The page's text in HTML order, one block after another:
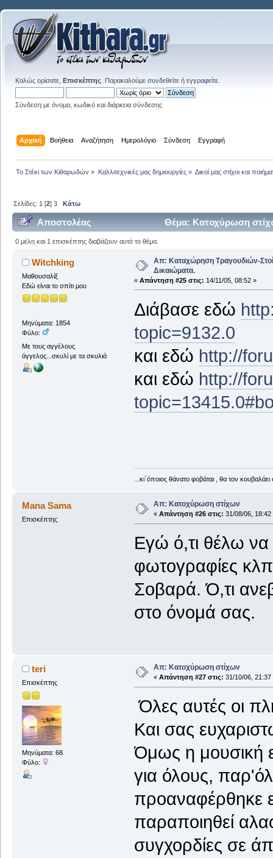
Καλώς ορίσατε, Επισκέπτης . Παρακαλούμε συνδεθείτε ή εγγραφείτε
Σύνδεση με όνομα, κωδικό και διάρκεια σύνδεσης
Αρχική Βοήθεια Αναζήτηση Ημερολόγιο Σύνδεση Εγγραφή
Το Στέκι των Κιθαρωδών » Καλλιτεχνικές μας δημιουργίες» Δικοί μας στίχοι και
Σελίδες: 1 [2]3 Κάτω
Αποστολέας Θέμα: Κατοχύρωση
0 μέλη και 1 επισκέπτης διαβάζουν αυτό το θέμα.
Witchking
Μαθουσαλίξ
Εδώ είναι το σπίτι μου
Μηνύματα: 1854
Φύλο:
Με τους αγγέλους
άγγελος...σκυλί με τα σκυλιά
Απ: Καταχώρηση Τραγουδιών-
Δικαιώματα.
« Απάντηση #25 στις: 14/11/05, 08:52 »
Διάβασε εδώ
topic=9132.0
και εδώ http://
και εδώ http://
...κι΄όποιος θάνατο φοβάται , θα τον
Mana Sama
Επισκέπτης
Απ: Κατοχύρωση στίχων
« Απάντηση #26 στις: 31/08/06, 18:42
Εγώ ό,τι θέλω
φωτογραφίες
Σοβαρά. Ό,τι
στο όνομά σας.
teri
Επισκέπτης
Μηνύματα: 68
Φύλο:
Απ: Κατοχύρωση στίχων
« Απάντηση #27 στις: 31/10/06, 21:37
Όλες αυτές οι
Και σας
Όμως η μουσική
για όλους,
προαναφέρθηκε
παραποιηθεί
συγχορδίες σε